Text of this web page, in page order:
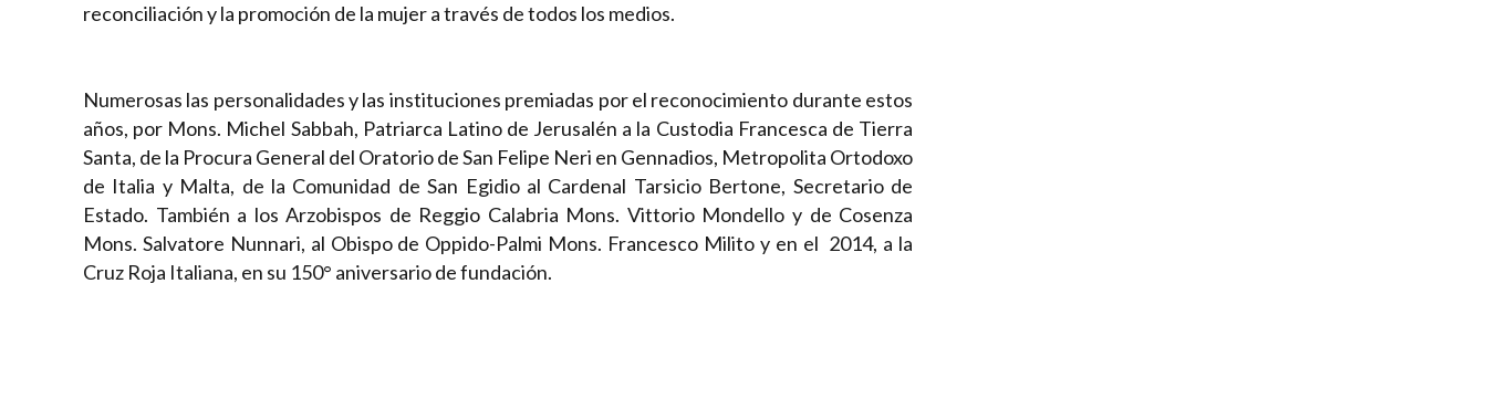
reconciliación y la promoción de la mujer a través de todos los medios.
Numerosas las personalidades y las instituciones premiadas por el reconocimiento durante estos
años, por Mons. Michel Sabbah, Patriarca Latino de Jerusalén a la Custodia Francesca de Tierra
Santa, de la Procura General del Oratorio de San Felipe Neri en Gennadios, Metropolita Ortodoxo
de Italia y Malta, de la Comunidad de San Egidio al Cardenal Tarsicio Bertone, Secretario de
Estado. También a los Arzobispos de Reggio Calabria Mons. Vittorio Mondello y de Cosenza
Mons. Salvatore Nunnari, al Obispo de Oppido-Palmi Mons. Francesco Milito y en el 2014, a la
Cruz Roja Italiana, en su 150° aniversario de fundación.